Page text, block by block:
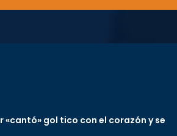
«cantó» gol tico con el corazón y se